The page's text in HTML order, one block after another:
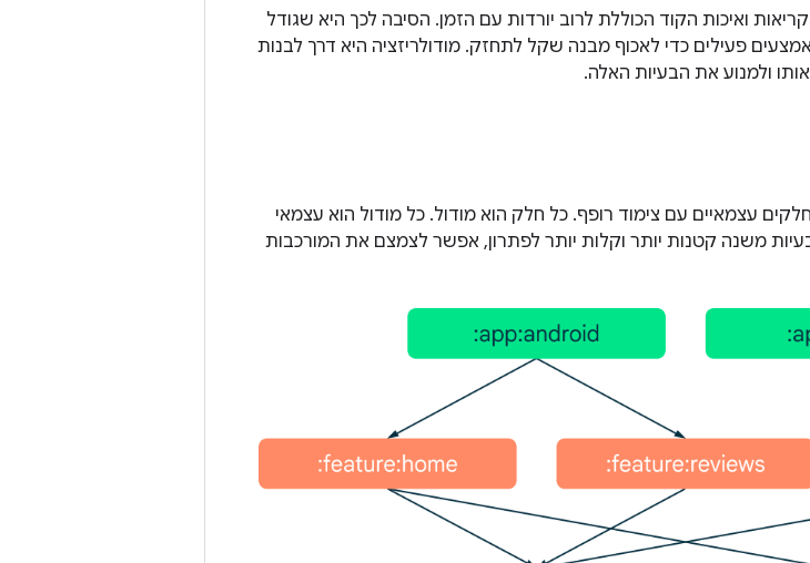
ואיכות הקוד הכוללת לרוב יורדות עם הזמן. הסיבה לכך היא שגודל
פעילים כדי לאכוף מבנה שקל לתחזק. מודולריזציה היא דרך לבנות
ולמנוע את הבעיות האלה.
עצמאיים עם צימוד רופף. כל חלק הוא מודול. כל מודול הוא עצמאי
משנה קטנות יותר וקלות יותר לפתרון, אפשר לצמצם את המורכבות